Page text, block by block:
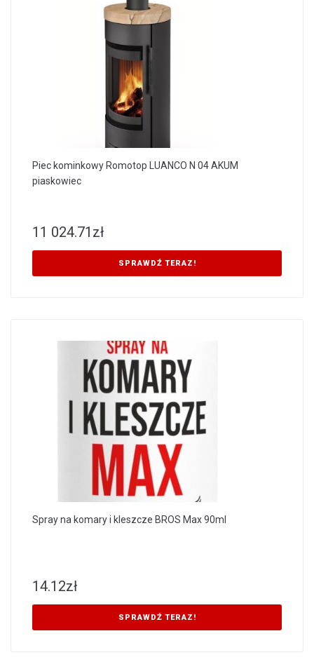
Piec kominkowy Romotop LUANCO N 04 AKUM
piaskowiec
11 024.71 zł
SPRAWDŹ TERAZ!
Spray na komary i kleszcze BROS Max 90ml
14.12zł
SPRAWDŹ TERAZ!